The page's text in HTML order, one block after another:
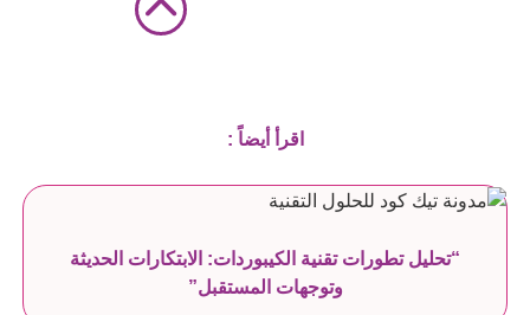
اقرأ أيضاً :
“تحليل تطورات تقنية الكيبوردات: الابتكارات الحديثة
وتوجهات المستقبل”